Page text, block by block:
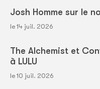
Josh Homme sur le
le 14 juil. 2026
The Alchemist et
à LULU
le 10 juil. 2026